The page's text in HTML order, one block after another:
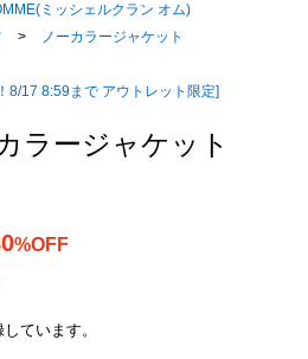
ミッシェルクラン オム)
>
ノーカラージャケット
8/17 8:59まで アウトレット限定]
ラージャケット
%OFF
ています。